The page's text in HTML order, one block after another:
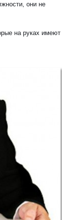
они не
на руках имеют